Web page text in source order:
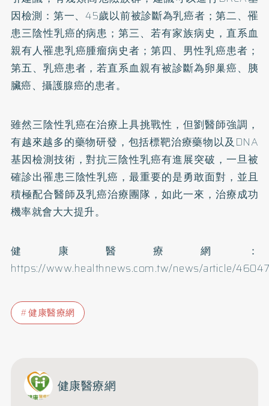
因檢測：第一、45歲以前被診斷為乳癌者；第二、罹
患三陰性乳癌的病患；第三、若有家族病史，直系血
親有人罹患乳癌腫瘤病史者；第四、男性乳癌患者；
第五、乳癌患者，若直系血親有被診斷為卵巢癌、胰
臟癌、攝護腺癌的患者。
雖然三陰性乳癌在治療上具挑戰性，但劉醫師強調，
有越來越多的藥物研發，包括標靶治療藥物以及DNA
基因檢測技術，對抗三陰性乳癌有進展突破，一旦被
確診出罹患三陰性乳癌，最重要的是勇敢面對，並且
積極配合醫師及乳癌治療團隊，如此一來，治療成功
機率就會大大提升。
健康醫療網：
https://www.healthnews.com.tw/news/article/
健康醫療網
健康醫療網